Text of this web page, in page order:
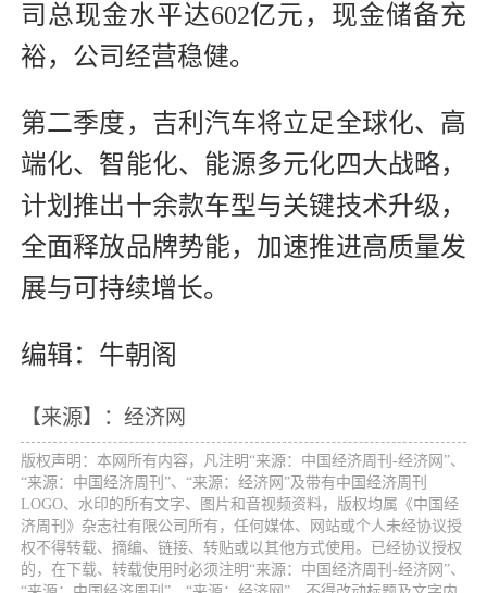
司总现金水平达602亿元，现金储备充
裕，公司经营稳健。
第二季度，吉利汽车将立足全球化、高
端化、智能化、能源多元化四大战略，
计划推出十余款车型与关键技术升级，
全面释放品牌势能，加速推进高质量发
展与可持续增长。
编辑：牛朝阁
【来源】：经济网
版权声明：本网所有内容，凡注明“来源：中国经济周刊-经济网”、
“来源：中国经济周刊”、“来源：经济网”及带有中国经济周刊
LOGO、水印的所有文字、图片和音视频资料，版权均属《中国经
济周刊》杂志社有限公司所有，任何媒体、网站或个人未经协议授
权不得转载、摘编、链接、转贴或以其他方式使用。已经协议授权
的，在下载、转载使用时必须注明“来源：中国经济周刊-经济网”、